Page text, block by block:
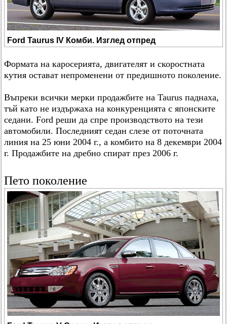
Ford Taurus IV Комби. Изглед отпред
Формата на каросерията, двигателят и скоростната
кутия остават непроменени от предишното поколение.
Въпреки всички мерки продажбите на Taurus паднаха,
тъй като не издържаха на конкуренцията с японските
седани. Ford реши да спре производството на тези
автомобили. Последният седан слезе от поточната
линия на 25 юни 2004 г., а комбито на 8 декември 2004
г. Продажбите на дребно спират през 2006 г.
Пето поколение